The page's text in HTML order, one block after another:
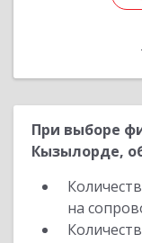
При выборе
Кызылорде,
на